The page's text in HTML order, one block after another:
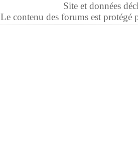
Site et données
Le contenu des forums est protégé